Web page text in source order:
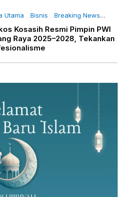
Utama . Bisnis . Breaking News .
Kosasih Resmi Pimpin PWI
Raya 2025–2028, Tekankan